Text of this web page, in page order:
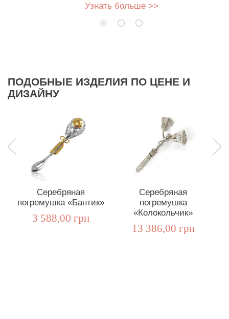
Узнать больше >>
ПОДОБНЫЕ ИЗДЕЛИЯ ПО ЦЕНЕ И
ДИЗАЙНУ
Серебряная
погремушка «Бантик»
3 588,00 грн
Серебряная
погремушка
«Колокольчик»
13 386,00 грн